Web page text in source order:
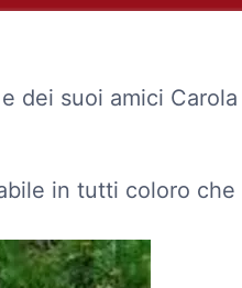
dei suoi amici Carola
in tutti coloro che